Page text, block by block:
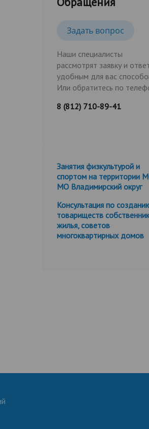
Задать вопрос
Наши специалисты
рассмотрят заявку и
удобным для вас
Или обратитесь по
8 (812) 710-89-41
Занятия физкультурой и
спортом на территории
МО Владимирский округ
Консультация по
товариществ
жилья, советов
многоквартирных домов